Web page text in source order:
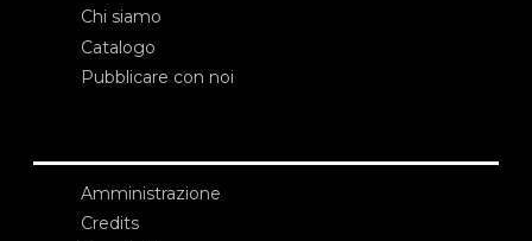
Chi siamo
Catalogo
Pubblicare con noi
Amministrazione
Credits